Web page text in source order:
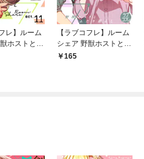
レ】ルーム
ホストとふ
act.11
【ラブコフレ】ルーム
シェア 野獣ホストとふ
たり暮らし act.10
165